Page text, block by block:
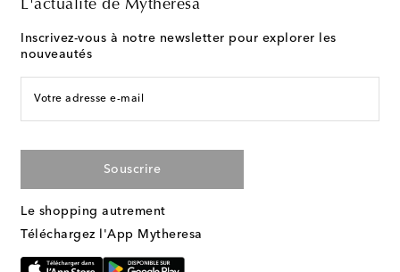
L'actualité de Mytheresa
Inscrivez-vous à notre newsletter pour explorer les
nouveautés
Votre adresse e-mail
Souscrire
Le shopping autrement
Téléchargez l'App Mytheresa